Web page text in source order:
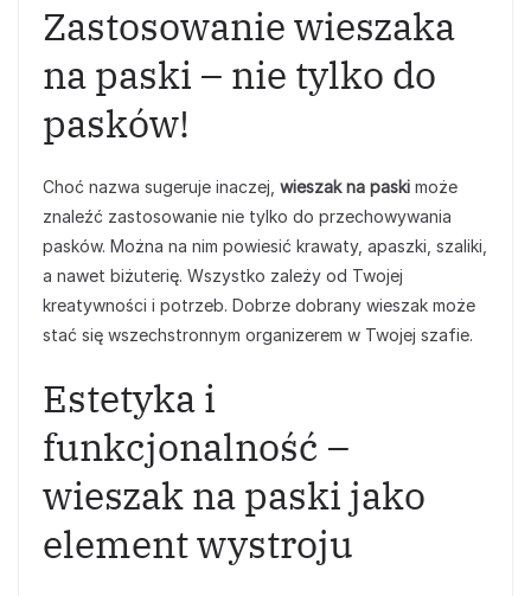
Zastosowanie wieszaka
na paski – nie tylko do
pasków!
Choć nazwa sugeruje inaczej, wieszak na paski może
znaleźć zastosowanie nie tylko do przechowywania
pasków. Można na nim powiesić krawaty, apaszki, szaliki,
a nawet biżuterię. Wszystko zależy od Twojej
kreatywności i potrzeb. Dobrze dobrany wieszak może
stać się wszechstronnym organizerem w Twojej szafie.
Estetyka i
funkcjonalność –
wieszak na paski jako
element wystroju